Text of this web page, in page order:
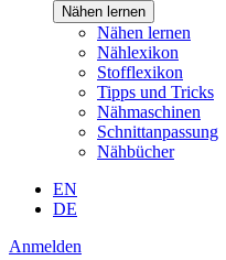
Nähen lernen
Nähen lernen
Nählexikon
Stofflexikon
Tipps und Tricks
Nähmaschinen
Schnittanpassung
Nähbücher
EN
DE
Anmelden